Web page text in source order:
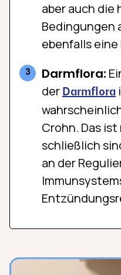
aber auch die
Bedingungen
ebenfalls eine
Darmflora:
der Darmflora
Crohn. Das
schließlich
an der